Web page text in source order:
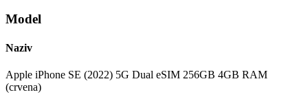
Model
Naziv
Apple iPhone SE (2022) 5G Dual eSIM 256GB 4GB RAM
(crvena)